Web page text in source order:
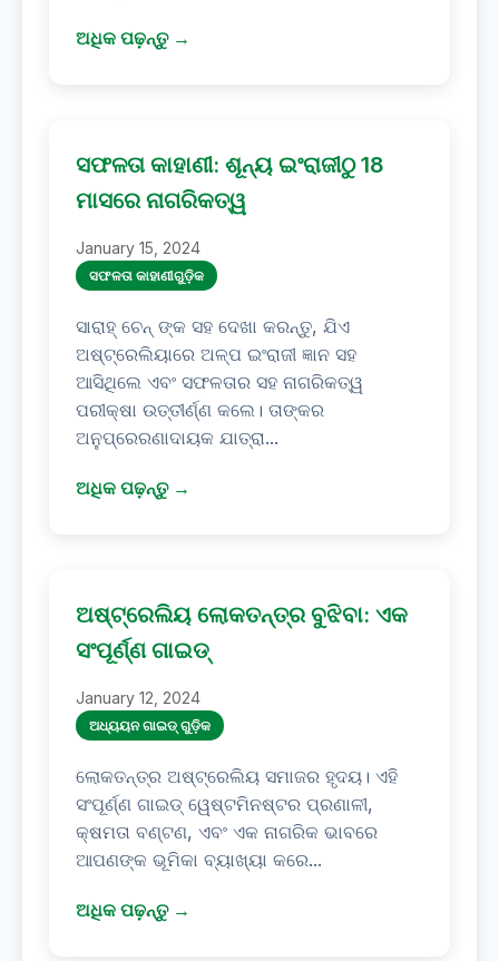
ଅଧିକ ପଢ଼ନ୍ତୁ →
ସଫଳତା କାହାଣୀ: ଶୂନ୍ୟ ଇଂରାଜୀଠୁ 18
ମାସରେ ନାଗରିକତ୍ୱ
January 15, 2024
ସଫଳତା କାହାଣୀଗୁଡ଼ିକ
ସାରାହ୍ ଚେନ୍ ଙ୍କ ସହ ଦେଖା କରନ୍ତୁ, ଯିଏ
ଅଷ୍ଟ୍ରେଲିୟାରେ ଅଳ୍ପ ଇଂରାଜୀ ଜ୍ଞାନ ସହ
ଆସିଥିଲେ ଏବଂ ସଫଳତାର ସହ ନାଗରିକତ୍ୱ
ପରୀକ୍ଷା ଉତ୍ତୀର୍ଣ୍ଣ କଲେ। ତାଙ୍କର
ଅନୁପ୍ରେରଣାଦାୟକ ଯାତ୍ରା...
ଅଧିକ ପଢ଼ନ୍ତୁ →
ଅଷ୍ଟ୍ରେଲିୟ ଲୋକତନ୍ତ୍ର ବୁଝିବା: ଏକ
ସଂପୂର୍ଣ୍ଣ ଗାଇଡ୍
January 12, 2024
ଅଧ୍ୟୟନ ଗାଇଡ୍ ଗୁଡ଼ିକ
ଲୋକତନ୍ତ୍ର ଅଷ୍ଟ୍ରେଲିୟ ସମାଜର ହୃଦୟ। ଏହି
ସଂପୂର୍ଣ୍ଣ ଗାଇଡ୍ ୱେଷ୍ଟମିନଷ୍ଟର ପ୍ରଣାଳୀ,
କ୍ଷମତା ବଣ୍ଟଣ, ଏବଂ ଏକ ନାଗରିକ ଭାବରେ
ଆପଣଙ୍କ ଭୂମିକା ବ୍ୟାଖ୍ୟା କରେ...
ଅଧିକ ପଢ଼ନ୍ତୁ →